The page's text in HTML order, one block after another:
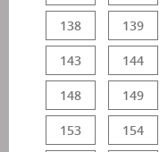
138 139
143 144
148 149
153 154